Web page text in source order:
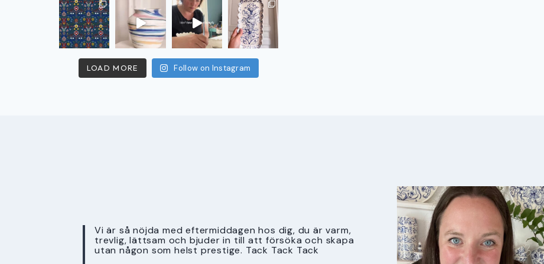
LOAD MORE Follow on Instagram
Vi är så nöjda med eftermiddagen hos dig, du är varm,
trevlig, lättsam och bjuder in till att försöka och skapa
utan någon som helst prestige. Tack Tack Tack